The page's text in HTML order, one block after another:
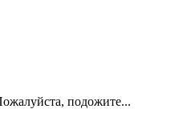
подожите...